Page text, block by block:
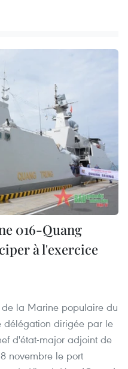
016-Quang
à l'exercice
la Marine populaire du
délégation dirigée par le
d'état-major adjoint de
novembre le port